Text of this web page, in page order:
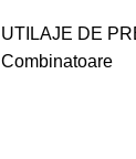
UTILAJE DE
Combinatoare